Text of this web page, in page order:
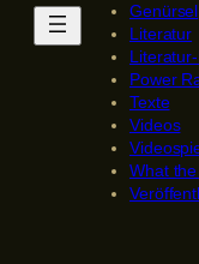
Genürsel
Literatur
Power
Texte
Videos
What